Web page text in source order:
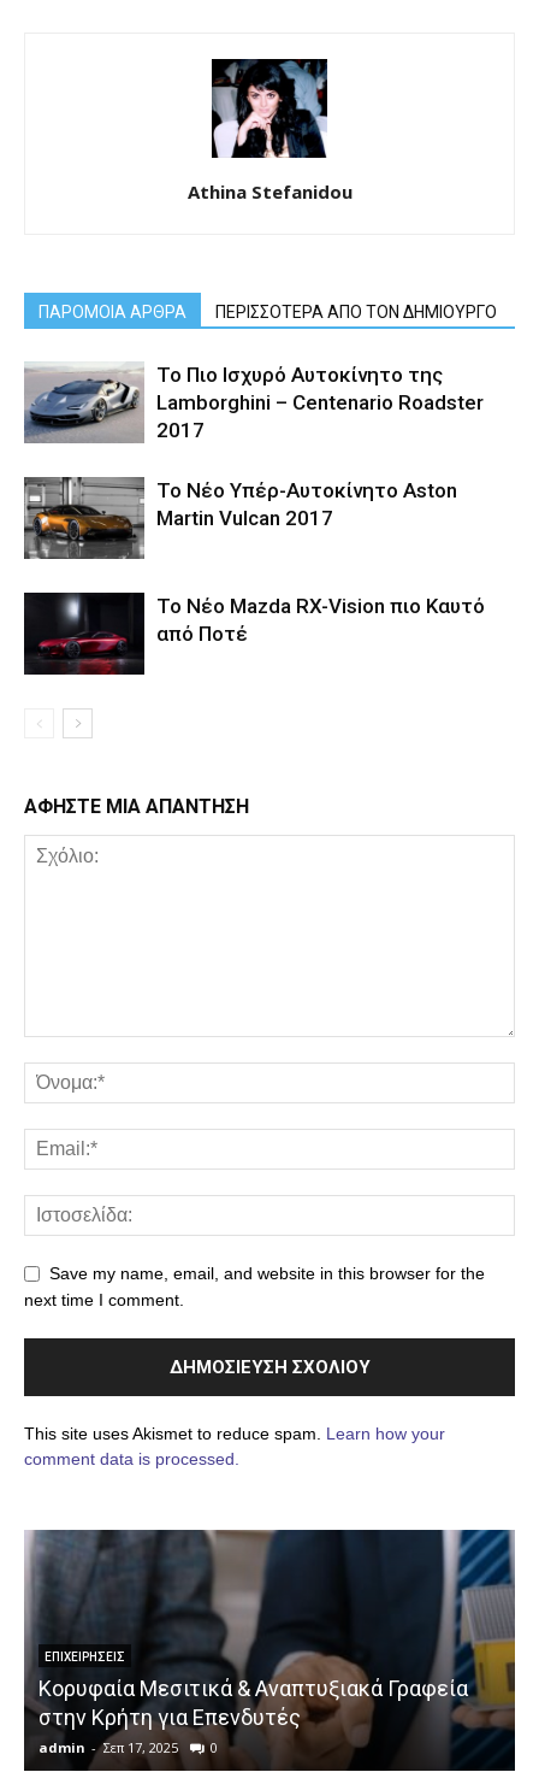
Athina Stefanidou
ΠΑΡΟΜΟΙΑ ΑΡΘΡΑ ΠΕΡΙΣΣΟΤΕΡΑ ΑΠΟ ΤΟΝ ΔΗΜΙΟΥΡΓΟ
Το Πιο Ισχυρό Αυτοκίνητο της
Lamborghini – Centenario Roadster
2017
Το Νέο Υπέρ-Αυτοκίνητο Aston
Martin Vulcan 2017
Το Νέο Mazda RX-Vision πιο Καυτό
από Ποτέ
ΑΦΗΣΤΕ ΜΙΑ ΑΠΑΝΤΗΣΗ
Save my name, email, and website in this browser for the
next time I comment.
This site uses Akismet to reduce spam. Learn how your
comment data is processed.
ΕΠΙΧΕΙΡΉΣΕΙΣ
Κορυφαία Μεσιτικά & Αναπτυξιακά Γραφεία
στην Κρήτη για Επενδυτές
admin - Σεπ 17, 2025 0